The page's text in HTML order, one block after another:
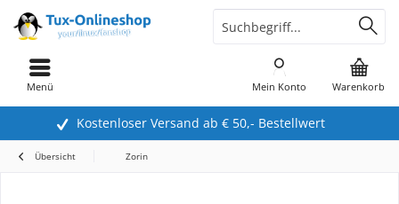
Kostenloser Versand ab € 50,- Bestellwert
Warenkorb
Mein Konto
Menü
Übersicht Zorin